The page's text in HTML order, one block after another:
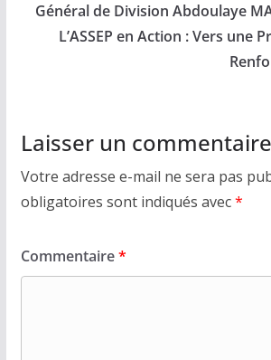
Général de Division Abdoulaye
L’ASSEP en Action : Vers une
Laisser un commentaire
Votre adresse e-mail ne sera pas
obligatoires sont indiqués avec*
Commentaire*